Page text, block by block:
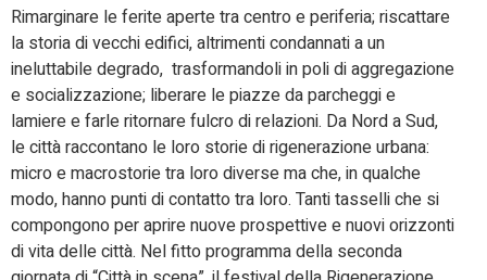
Rimarginare le ferite aperte tra centro e periferia; riscattare
la storia di vecchi edifici, altrimenti condannati a un
ineluttabile degrado, trasformandoli in poli di aggregazione
e socializzazione; liberare le piazze da parcheggi e
lamiere e farle ritornare fulcro di relazioni. Da Nord a Sud,
le città raccontano le loro storie di rigenerazione urbana:
micro e macrostorie tra loro diverse ma che, in qualche
modo, hanno punti di contatto tra loro. Tanti tasselli che si
compongono per aprire nuove prospettive e nuovi orizzonti
di vita delle città. Nel fitto programma della seconda